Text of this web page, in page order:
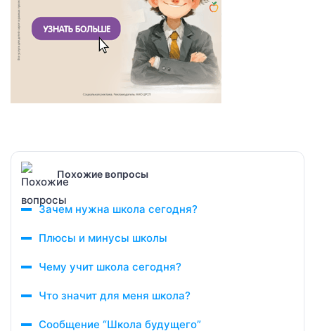
Похожие вопросы
Зачем нужна школа сегодня?
Плюсы и минусы школы
Чему учит школа сегодня?
Что значит для меня школа?
Сообщение “Школа будущего”